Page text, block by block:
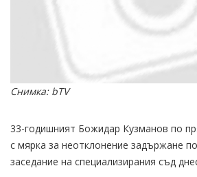
Снимка: bTV
33-годишният Божидар Кузманов по
с мярка за неотклонение задържане
заседание на специализирания съд